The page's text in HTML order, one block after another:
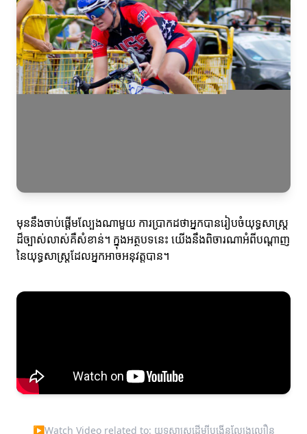
មុននឹងចាប់ផ្តើមល្បែងណាមួយ ការប្រាកដថាអ្នកបានរៀបចំយុទ្ធសាស្ត្រ
ដ៏ច្បាស់លាស់គឺសំខាន់។ ក្នុងអត្ថបទនេះ យើងនឹងពិចារណាអំពីបណ្ដាញ
នៃយុទ្ធសាស្ត្រដែលអ្នកអាចអនុវត្តបាន។
▶Watch Video related to: យុទ្ធសាស្ត្រដើម្បីបង្កើនល្បែងល្បឿន